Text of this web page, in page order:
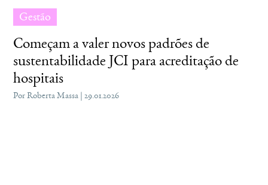
Gestão
Começam a valer novos padrões de
sustentabilidade JCI para acreditação de
hospitais
Por Roberta Massa | 29.01.2026